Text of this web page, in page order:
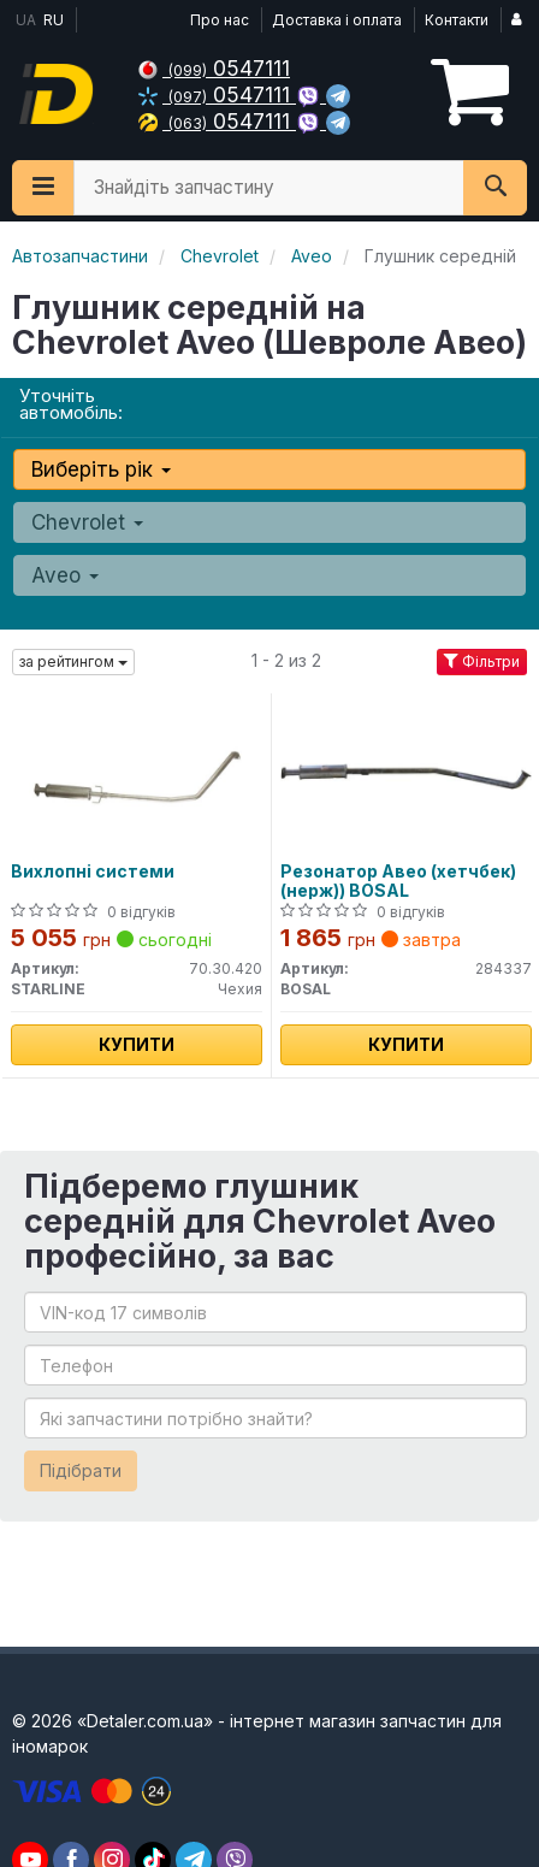
UA RU Про нас Доставка і оплата Контакти
(099) 0547111
(097) 0547111
(063) 0547111
Знайдіть запчастину
Автозапчастини Chevrolet Aveo Глушник середній
Глушник середній на
Chevrolet Aveo (Шевроле Авео)
Уточніть
автомобіль:
Виберіть рік
Chevrolet
Aveo
за рейтингом 1 - 2 из 2 Фільтри
Вихлопні системи
0 відгуків
5 055 грн сьогодні
Артикул:
70.30.420
STARLINE
Чехия
КУПИТИ
Резонатор Авео (хетчбек)
(нерж)) BOSAL
0 відгуків
1 865 грн завтра
Артикул:
284337
BOSAL
КУПИТИ
Підберемо глушник
середній для Chevrolet Aveo
професійно, за вас
Підібрати
© 2026 «Detaler.com.ua» - інтернет магазин запчастин для
іномарок